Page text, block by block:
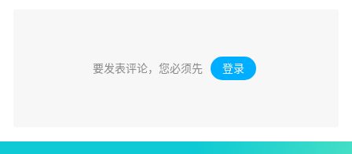
要发表评论，您必须先 登录 。